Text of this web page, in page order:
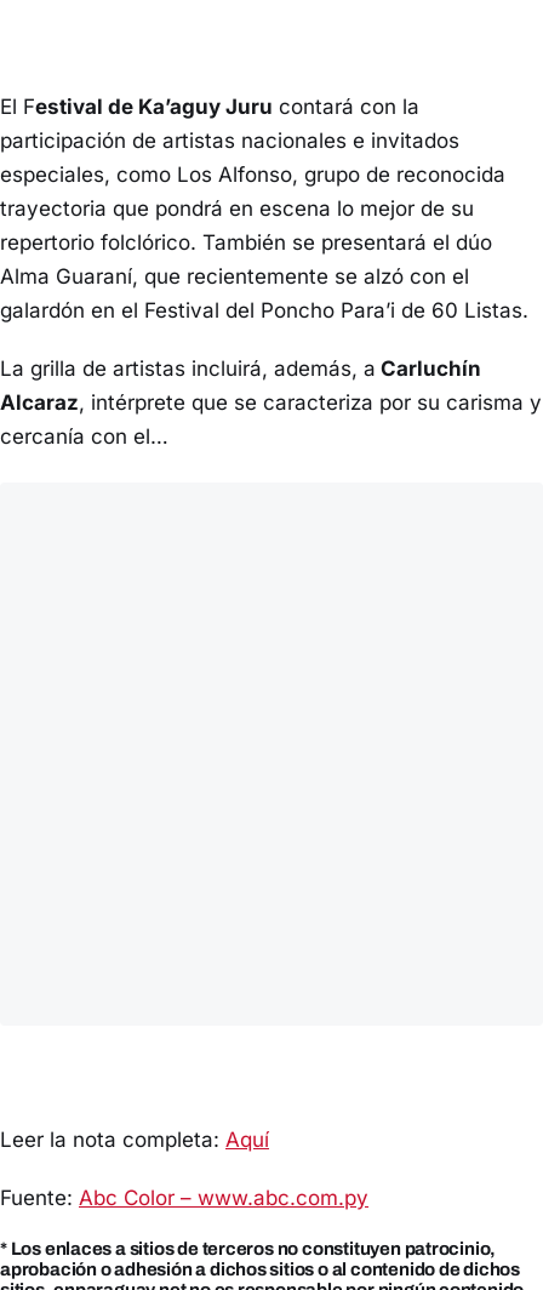
El Festival de Ka’aguy Juru contará con la
participación de artistas nacionales e invitados
especiales, como Los Alfonso, grupo de reconocida
trayectoria que pondrá en escena lo mejor de su
repertorio folclórico. También se presentará el dúo
Alma Guaraní, que recientemente se alzó con el
galardón en el Festival del Poncho Para’i de 60 Listas.
La grilla de artistas incluirá, además, a Carluchín
Alcaraz, intérprete que se caracteriza por su carisma y
cercanía con el…
Leer la nota completa: Aquí
Fuente: Abc Color – www.abc.com.py
* Los enlaces a sitios de terceros no constituyen patrocinio,
aprobación o adhesión a dichos sitios o al contenido de dichos